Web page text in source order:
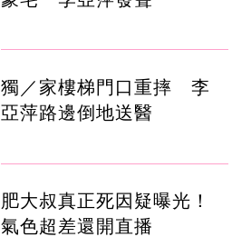
獨／家樓梯門口重摔 李
亞萍路邊倒地送醫
肥大叔真正死因疑曝光！
氣色超差還開直播